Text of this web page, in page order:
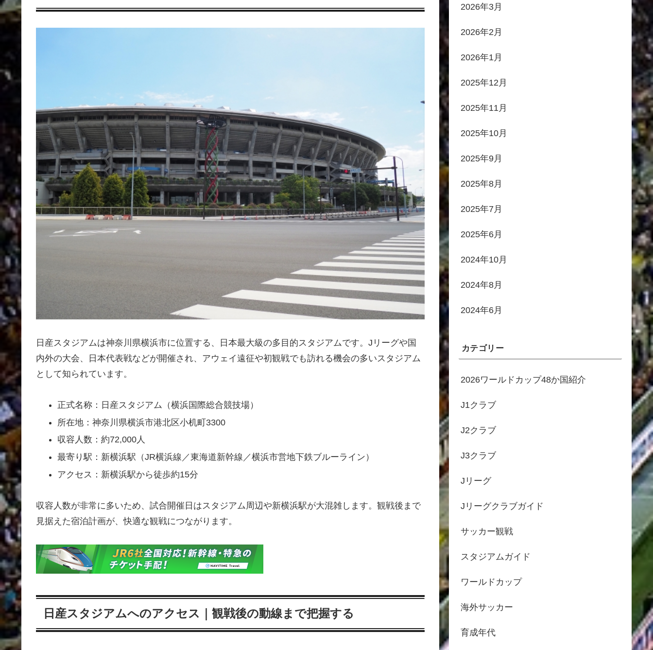
日産スタジアムは神奈川県横浜市に位置する、日本最大級の多目的スタジアムです。Jリーグや国
内外の大会、日本代表戦などが開催され、アウェイ遠征や初観戦でも訪れる機会の多いスタジアム
として知られています。
正式名称：日産スタジアム（横浜国際総合競技場）
所在地：神奈川県横浜市港北区小机町3300
収容人数：約72,000人
最寄り駅：新横浜駅（JR横浜線／東海道新幹線／横浜市営地下鉄ブルーライン）
アクセス：新横浜駅から徒歩約15分
収容人数が非常に多いため、試合開催日はスタジアム周辺や新横浜駅が大混雑します。観戦後まで
見据えた宿泊計画が、快適な観戦につながります。
日産スタジアムへのアクセス｜観戦後の動線まで把握する
2026年3月
2026年2月
2026年1月
2025年12月
2025年11月
2025年10月
2025年9月
2025年8月
2025年7月
2025年6月
2024年10月
2024年8月
2024年6月
カテゴリー
2026ワールドカップ48か国紹介
J1クラブ
J2クラブ
J3クラブ
Jリーグ
Jリーグクラブガイド
サッカー観戦
スタジアムガイド
ワールドカップ
海外サッカー
育成年代